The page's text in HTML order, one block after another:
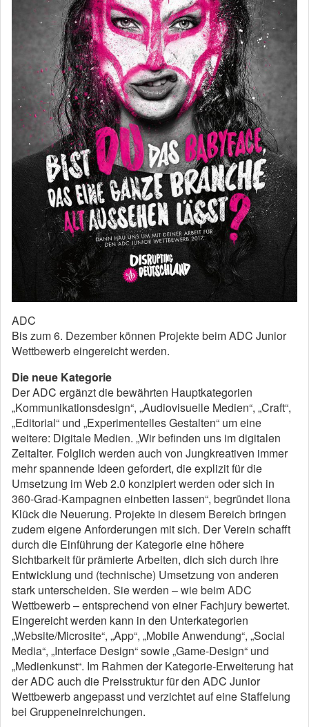
ADC
Bis zum 6. Dezember können Projekte beim ADC Junior
Wettbewerb eingereicht werden.
Die neue Kategorie
Der ADC ergänzt die bewährten Hauptkategorien
„Kommunikationsdesign“, „Audiovisuelle Medien“, „Craft“,
„Editorial“ und „Experimentelles Gestalten“ um eine
weitere: Digitale Medien. „Wir befinden uns im digitalen
Zeitalter. Folglich werden auch von Jungkreativen immer
mehr spannende Ideen gefordert, die explizit für die
Umsetzung im Web 2.0 konzipiert werden oder sich in
360-Grad-Kampagnen einbetten lassen“, begründet Ilona
Klück die Neuerung. Projekte in diesem Bereich bringen
zudem eigene Anforderungen mit sich. Der Verein schafft
durch die Einführung der Kategorie eine höhere
Sichtbarkeit für prämierte Arbeiten, dich sich durch ihre
Entwicklung und (technische) Umsetzung von anderen
stark unterscheiden. Sie werden – wie beim ADC
Wettbewerb – entsprechend von einer Fachjury bewertet.
Eingereicht werden kann in den Unterkategorien
„Website/Microsite“, „App“, „Mobile Anwendung“, „Social
Media“, „Interface Design“ sowie „Game-Design“ und
„Medienkunst“. Im Rahmen der Kategorie-Erweiterung hat
der ADC auch die Preisstruktur für den ADC Junior
Wettbewerb angepasst und verzichtet auf eine Staffelung
bei Gruppeneinreichungen.